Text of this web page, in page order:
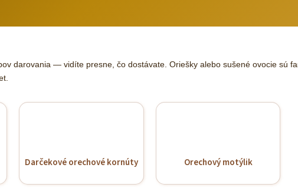
darovania — vidíte presne, čo dostávate. Oriešky alebo sušené ovocie sú
Darčekové orechové kornúty Orechový motýlik